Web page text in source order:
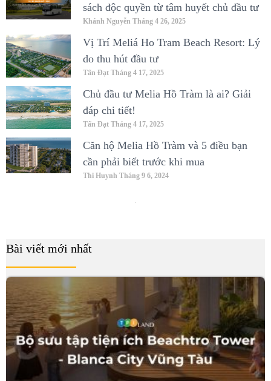
sách độc quyền từ tâm huyết chủ đầu tư
Khánh Nguyễn Tháng 4 26, 2025
Vị Trí Meliá Ho Tram Beach Resort: Lý
do thu hút đầu tư
Tấn Đạt Tháng 4 17, 2025
Chủ đầu tư Melia Hồ Tràm là ai? Giải
đáp chi tiết!
Tấn Đạt Tháng 4 17, 2025
Căn hộ Melia Hồ Tràm và 5 điều bạn
cần phải biết trước khi mua
Thi Huynh Tháng 9 6, 2024
Bài viết mới nhất